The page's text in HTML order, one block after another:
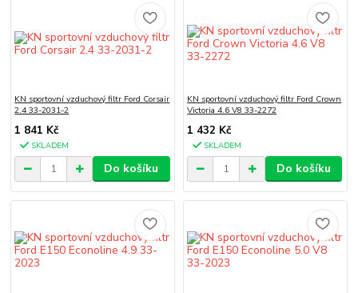
KN sportovní vzduchový filtr Ford Corsair
2.4 33-2031-2
1 841 Kč
SKLADEM
Do košíku
KN sportovní vzduchový filtr Ford Crown
Victoria 4.6 V8 33-2272
1 432 Kč
SKLADEM
Do košíku